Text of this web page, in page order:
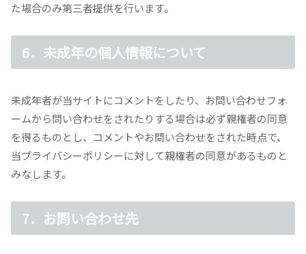
た場合のみ第三者提供を行います。
6．未成年の個人情報について
未成年者が当サイトにコメントをしたり、お問い合わせフォ
ームから問い合わせをされたりする場合は必ず親権者の同意
を得るものとし、コメントやお問い合わせをされた時点で、
当プライバシーポリシーに対して親権者の同意があるものと
みなします。
7．お問い合わせ先